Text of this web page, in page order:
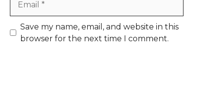
Save my name, email, and website in this
browser for the next time I comment.